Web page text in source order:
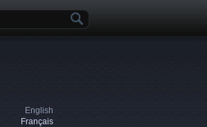
de recherche
English
Français